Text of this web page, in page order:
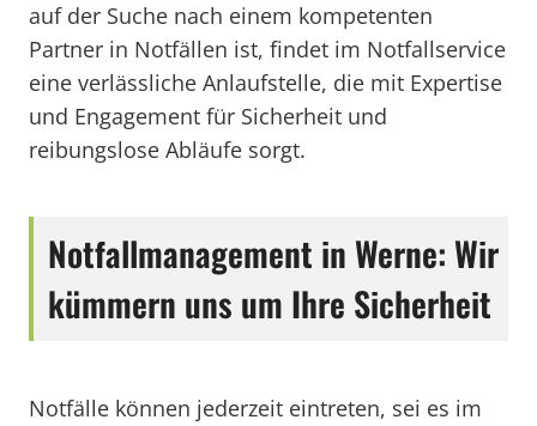
auf der Suche nach einem kompetenten
Partner in Notfällen ist, findet im Notfallservice
eine verlässliche Anlaufstelle, die mit Expertise
und Engagement für Sicherheit und
reibungslose Abläufe sorgt.
Notfallmanagement in Werne: Wir
kümmern uns um Ihre Sicherheit
Notfälle können jederzeit eintreten, sei es im